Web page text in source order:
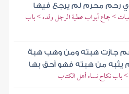
رحم محرم لم يرجع فيها
> جماع أبواب عطية الرجل ولده > باب
جازت هبته ومن وهب هبة
يثبه من هبته فهو أحق بها
باب نكاح نساء أهل الكتاب